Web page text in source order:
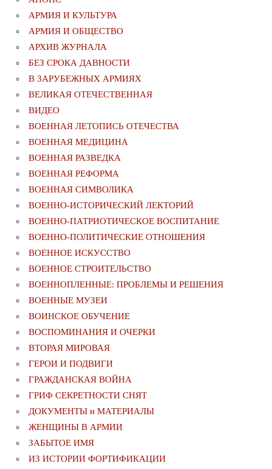
АРМИЯ И КУЛЬТУРА
АРМИЯ И ОБЩЕСТВО
АРХИВ ЖУРНАЛА
БЕЗ СРОКА ДАВНОСТИ
В ЗАРУБЕЖНЫХ АРМИЯХ
ВЕЛИКАЯ ОТЕЧЕСТВЕННАЯ
ВИДЕО
ВОЕННАЯ ЛЕТОПИСЬ ОТЕЧЕСТВА
ВОЕННАЯ МЕДИЦИНА
ВОЕННАЯ РАЗВЕДКА
ВОЕННАЯ РЕФОРМА
ВОЕННАЯ СИМВОЛИКА
ВОЕННО-ИСТОРИЧЕСКИЙ ЛЕКТОРИЙ
ВОЕННО-ПАТРИОТИЧЕСКОЕ ВОСПИТАНИЕ
ВОЕННО-ПОЛИТИЧЕСКИE ОТНОШЕНИЯ
ВОЕННОЕ ИСКУССТВО
ВОЕННОЕ СТРОИТЕЛЬСТВО
ВОЕННОПЛЕННЫЕ: ПРОБЛЕМЫ И РЕШЕНИЯ
ВОЕННЫЕ МУЗЕИ
ВОИНСКОЕ ОБУЧЕНИЕ
ВОСПОМИНАНИЯ И ОЧЕРКИ
ВТОРАЯ МИРОВАЯ
ГЕРОИ И ПОДВИГИ
ГРАЖДАНСКАЯ ВОЙНА
ГРИФ СЕКРЕТНОСТИ СНЯТ
ДОКУМЕНТЫ и МАТЕРИАЛЫ
ЖЕНЩИНЫ В АРМИИ
ЗАБЫТОЕ ИМЯ
ИЗ ИСТОРИИ ФОРТИФИКАЦИИ